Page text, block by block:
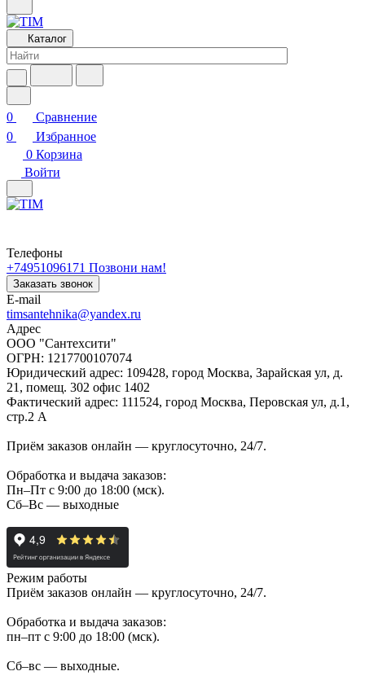
Каталог
0
Сравнение
0
Избранное
0 Корзина
Войти
Телефоны
+74951096171 Позвони нам!
Заказать звонок
E-mail
timsantehnika@yandex.ru
Адрес
ООО "Сантехсити"
ОГРН: 1217700107074
Юридический адрес: 109428, город Москва, Зарайская ул, д.
21, помещ. 302 офис 1402
Фактический адрес: 111524, город Москва, Перовская ул, д.1,
стр.2 А
Приём заказов онлайн — круглосуточно, 24/7.
Обработка и выдача заказов:
Пн–Пт с 9:00 до 18:00 (мск).
Сб–Вс — выходные
Режим работы
Приём заказов онлайн — круглосуточно, 24/7.
Обработка и выдача заказов:
пн–пт с 9:00 до 18:00 (мск).
Сб–вс — выходные.